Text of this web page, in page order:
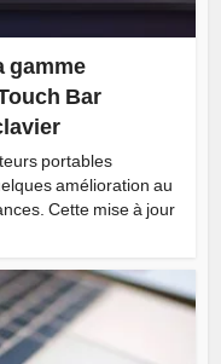
gamme
Bar
portables
amélioration au
Cette mise à jour